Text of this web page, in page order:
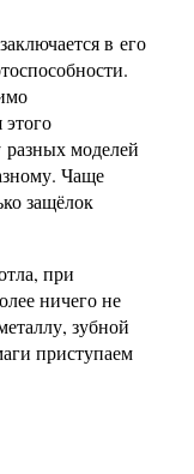
заключается в его
разных моделей
Чаще
защёлок
при
ничего не
зубной
приступаем